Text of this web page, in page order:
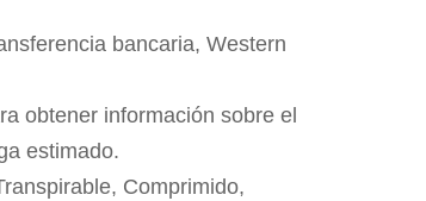
bancaria, Western
obtener información sobre el
estimado.
Comprimido,